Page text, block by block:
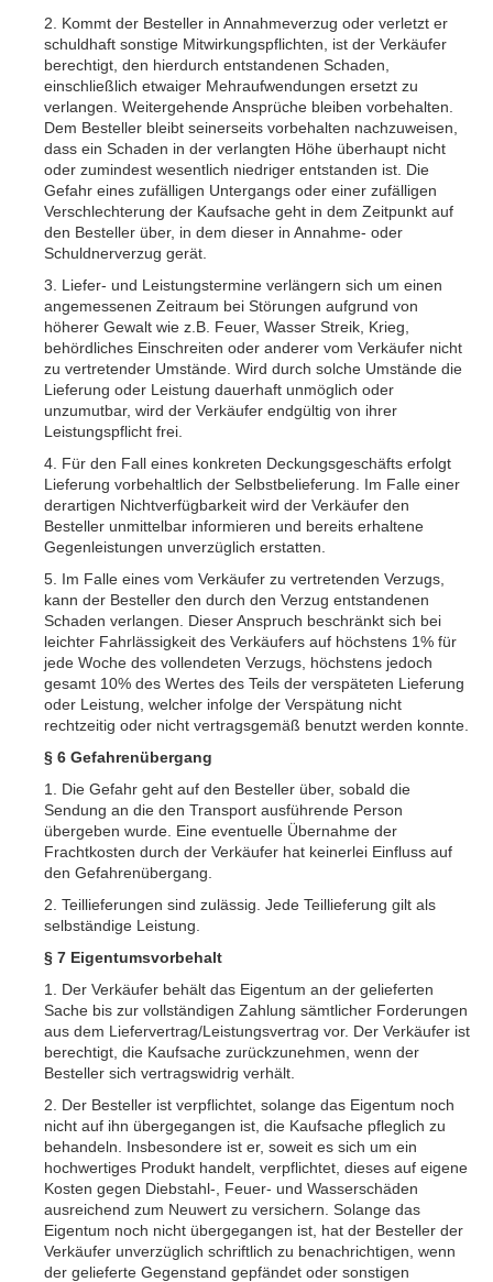
2. Kommt der Besteller in Annahmeverzug oder verletzt er
schuldhaft sonstige Mitwirkungspflichten, ist der Verkäufer
berechtigt, den hierdurch entstandenen Schaden,
einschließlich etwaiger Mehraufwendungen ersetzt zu
verlangen. Weitergehende Ansprüche bleiben vorbehalten.
Dem Besteller bleibt seinerseits vorbehalten nachzuweisen,
dass ein Schaden in der verlangten Höhe überhaupt nicht
oder zumindest wesentlich niedriger entstanden ist. Die
Gefahr eines zufälligen Untergangs oder einer zufälligen
Verschlechterung der Kaufsache geht in dem Zeitpunkt auf
den Besteller über, in dem dieser in Annahme- oder
Schuldnerverzug gerät.
3. Liefer- und Leistungstermine verlängern sich um einen
angemessenen Zeitraum bei Störungen aufgrund von
höherer Gewalt wie z.B. Feuer, Wasser Streik, Krieg,
behördliches Einschreiten oder anderer vom Verkäufer nicht
zu vertretender Umstände. Wird durch solche Umstände die
Lieferung oder Leistung dauerhaft unmöglich oder
unzumutbar, wird der Verkäufer endgültig von ihrer
Leistungspflicht frei.
4. Für den Fall eines konkreten Deckungsgeschäfts erfolgt
Lieferung vorbehaltlich der Selbstbelieferung. Im Falle einer
derartigen Nichtverfügbarkeit wird der Verkäufer den
Besteller unmittelbar informieren und bereits erhaltene
Gegenleistungen unverzüglich erstatten.
5. Im Falle eines vom Verkäufer zu vertretenden Verzugs,
kann der Besteller den durch den Verzug entstandenen
Schaden verlangen. Dieser Anspruch beschränkt sich bei
leichter Fahrlässigkeit des Verkäufers auf höchstens 1% für
jede Woche des vollendeten Verzugs, höchstens jedoch
gesamt 10% des Wertes des Teils der verspäteten Lieferung
oder Leistung, welcher infolge der Verspätung nicht
rechtzeitig oder nicht vertragsgemäß benutzt werden konnte.
§ 6 Gefahrenübergang
1. Die Gefahr geht auf den Besteller über, sobald die
Sendung an die den Transport ausführende Person
übergeben wurde. Eine eventuelle Übernahme der
Frachtkosten durch der Verkäufer hat keinerlei Einfluss auf
den Gefahrenübergang.
2. Teillieferungen sind zulässig. Jede Teillieferung gilt als
selbständige Leistung.
§ 7 Eigentumsvorbehalt
1. Der Verkäufer behält das Eigentum an der gelieferten
Sache bis zur vollständigen Zahlung sämtlicher Forderungen
aus dem Liefervertrag/Leistungsvertrag vor. Der Verkäufer ist
berechtigt, die Kaufsache zurückzunehmen, wenn der
Besteller sich vertragswidrig verhält.
2. Der Besteller ist verpflichtet, solange das Eigentum noch
nicht auf ihn übergegangen ist, die Kaufsache pfleglich zu
behandeln. Insbesondere ist er, soweit es sich um ein
hochwertiges Produkt handelt, verpflichtet, dieses auf eigene
Kosten gegen Diebstahl-, Feuer- und Wasserschäden
ausreichend zum Neuwert zu versichern. Solange das
Eigentum noch nicht übergegangen ist, hat der Besteller der
Verkäufer unverzüglich schriftlich zu benachrichtigen, wenn
der gelieferte Gegenstand gepfändet oder sonstigen